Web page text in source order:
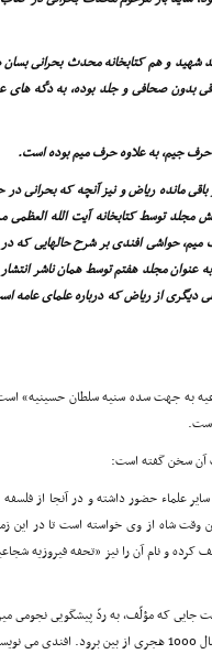
شهید و هم کتابخانه محدث بحرانى بسان
بدون صحافى و جلد بوده، به دکّه هاى
جیم، به علاوه حرف میم بوده است.
هجرى قمرى مقدار باقى مانده ریاض و نیز آنچه
توسط کتابخانه آیت الله العظمى
حواشى افندى بر شرح حالهایى که در
آن کتاب نیز به عنوان مجلد هفتم توسط همان
رسید. بخش خطى دیگرى از ریاض که درباره
به جهت سده سنیه سلطان حسینیه»
آن سخن گفته است:
علماء حضور داشته و در آنجا از
وقت شاه از وى خواسته است تا در این
و نام آن را نیز «تحفه فیروزیه
جایى که مؤلّف، به ردّ پیشگویى نجومى